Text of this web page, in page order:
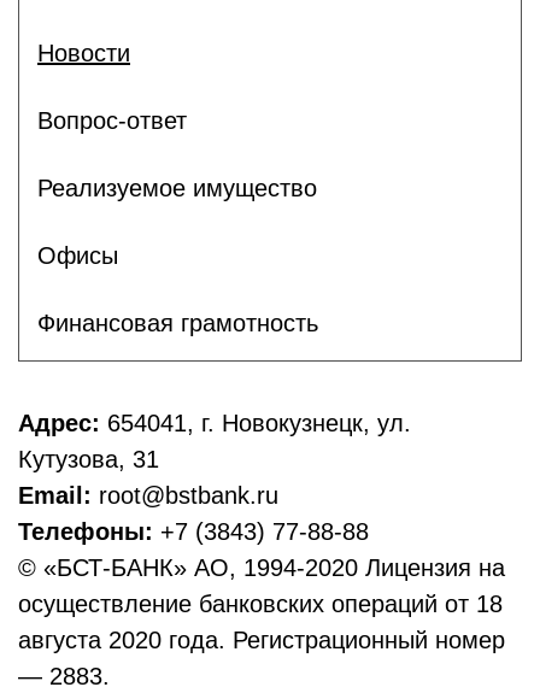
Новости
Вопрос-ответ
Реализуемое имущество
Офисы
Финансовая грамотность
Адрес: 654041, г. Новокузнецк, ул.
Кутузова, 31
Email: root@bstbank.ru
Телефоны: +7 (3843) 77-88-88
© «БСТ-БАНК» АО, 1994-2020 Лицензия на
осуществление банковских операций от 18
августа 2020 года. Регистрационный номер
— 2883.